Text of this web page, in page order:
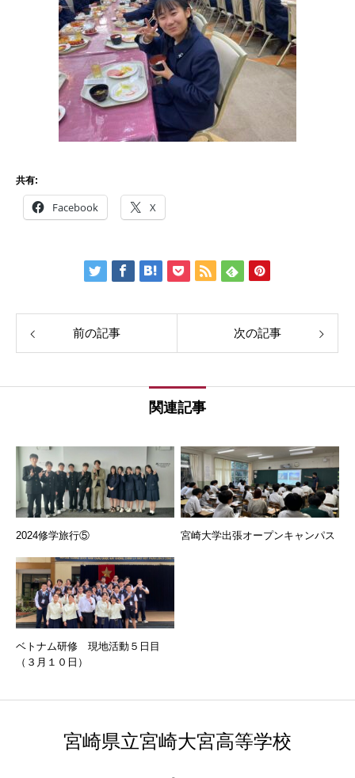
共有:
Facebook X
前の記事 次の記事
関連記事
2024修学旅行⑤ 宮崎大学出張オープンキャンパス
ベトナム研修 現地活動５日目
（３月１０日）
宮崎県立宮崎大宮高等学校